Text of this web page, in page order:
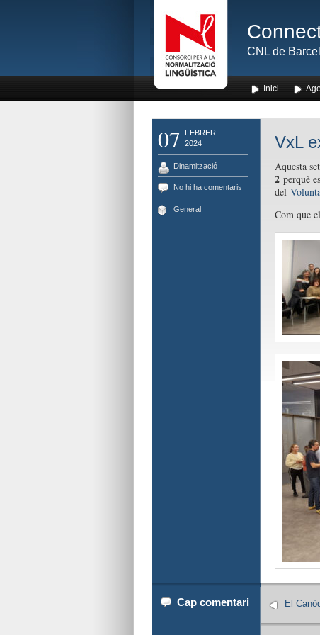
CNL de
Inici
07
FEBRER
2024
Dinamització
No hi ha comentaris
General
VxL
Aquesta
2perquè
del
Com que
Cap comentari El